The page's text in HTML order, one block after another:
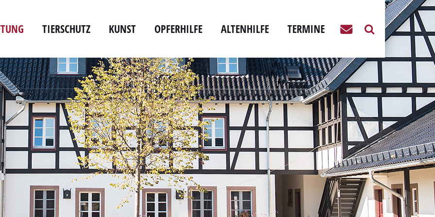
TIERSCHUTZ KUNST OPFERHILFE ALTENHILFE TERMINE